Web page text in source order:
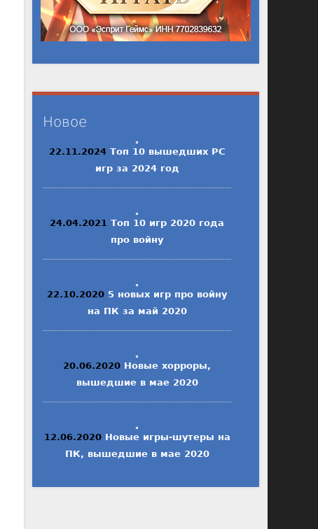
Новое
22.11.2024 Топ 10 вышедших PC
игр за 2024 год
24.04.2021 Топ 10 игр 2020 года
про войну
22.10.2020 5 новых игр про войну
на ПК за май 2020
20.06.2020 Новые хорроры,
вышедшие в мае 2020
12.06.2020 Новые игры-шутеры на
ПК, вышедшие в мае 2020